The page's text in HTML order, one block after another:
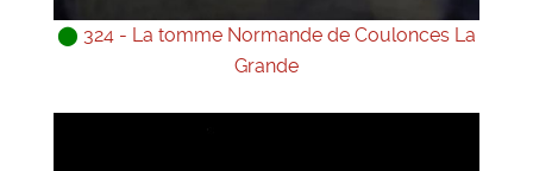
⬤ 324 - La tomme Normande de Coulonces La
Grande